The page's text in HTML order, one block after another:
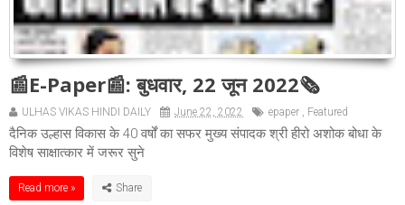
📰E-Paper📰: बुधवार, 22 जून 2022🗞
ULHAS VIKAS HINDI DAILY June 22, 2022 epaper Featured
दैनिक उल्हास विकास के 40 वर्षों का सफर मुख्य संपादक श्री हीरो अशोक बोधा के
विशेष साक्षात्कार में जरूर सुने
Read more »